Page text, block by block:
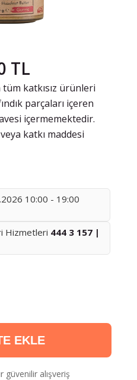
TL
katkısız ürünleri
parçaları içeren
içermemektedir.
katkı maddesi
10:00 - 19:00
Hizmetleri 444 3 157 |
EKLE
güvenilir alışveriş